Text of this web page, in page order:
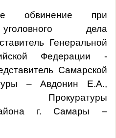
обвинение при
дела
Генеральной
Федерации -
Самарской
– Авдонин Е.А.,
Прокуратуры
района г. Самары –